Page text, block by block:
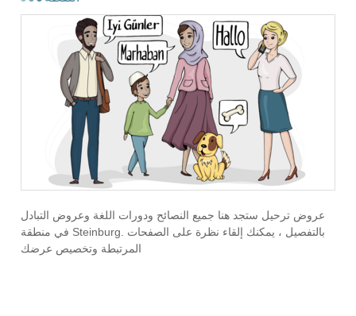
عروض ترحيل ستجد هنا جميع النصائح ودورات اللغة وعروض التبادل
في منطقة Steinburg. بالتفصيل ، يمكنك إلقاء نظرة على الصفحات
المرتبطة وتخصيص عرضك